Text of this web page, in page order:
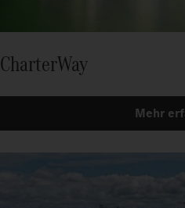
CharterWay
Mehr